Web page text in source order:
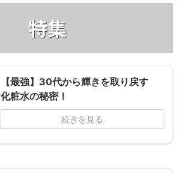
特集
【最強】30代から輝きを取り戻す
化粧水の秘密！
続きを見る